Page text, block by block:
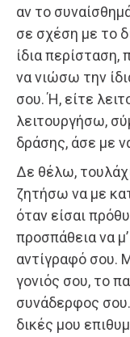
αν το
σε σχέση με το
ίδια
να νιώσω την
σου. Ή, είτε
λειτουργήσω,
δράσης, άσε με
Δε θέλω,
ζητήσω να με
όταν είσαι
προσπάθεια να
αντίγραφό σου.
γονιός σου, το
συνάδερφος
δικές μου